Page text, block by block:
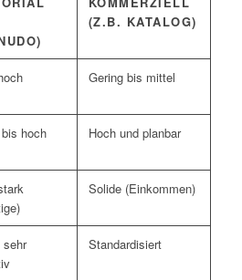
(Z.B. KATALOG)
Gering bis mittel
hoch Hoch und planbar
Solide (Einkommen)
sehr
Standardisiert